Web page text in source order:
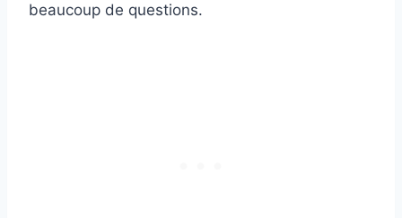
beaucoup de questions.